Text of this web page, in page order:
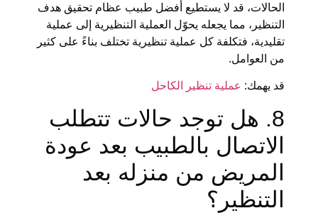
الحالات، قد لا يستطيع أفضل طبيب عظام تحقيق هدف
التنظير، مما يجعله يحوّل العملية التنظيرية إلى عملية
تقليدية، فتكلفة كل عملية تنظيرية تختلف بناءً على كثير
من العوامل.
قد يهمك: عملية تنظير الكاحل
8. هل توجد حالات تتطلب
الاتصال بالطبيب بعد عودة
المريض من منزله بعد
التنظير؟